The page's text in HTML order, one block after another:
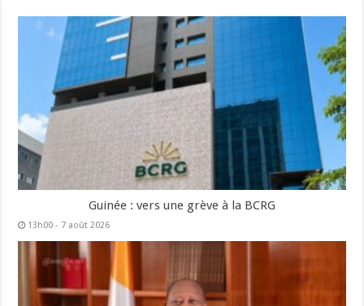
Guinée : vers une grève à la BCRG
13h00 - 7 août 2026